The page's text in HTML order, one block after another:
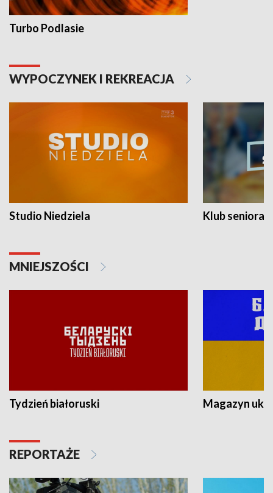
Turbo Podlasie
WYPOCZYNEK I REKREACJA
Studio Niedziela Klub seniora
MNIEJSZOŚCI
Tydzień białoruski Magazyn
REPORTAŻE